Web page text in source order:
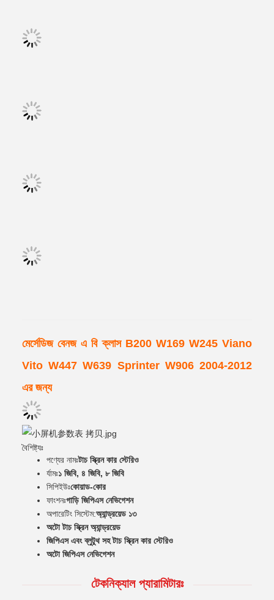
মের্সেডিজ বেনজ এ বি ক্লাস B200 W169 W245 Viano
Vito W447 W639 Sprinter W906 2004-2012
এর জন্য
বৈশিষ্ট্যঃ
পণ্যের নামঃটাচ স্ক্রিন কার স্টেরিও
র্যামঃ১ জিবি, ৪ জিবি, ৮ জিবি
সিপিইউঃকোয়াড-কোর
ফাংশনঃগাড়ি জিপিএস নেভিগেশন
অপারেটিং সিস্টেম:অ্যান্ড্রয়েড ১৩
অটো টাচ স্ক্রিন অ্যান্ড্রয়েড
জিপিএস এবং ব্লুটুথ সহ টাচ স্ক্রিন কার স্টেরিও
অটো জিপিএস নেভিগেশন
টেকনিক্যাল প্যারামিটারঃ